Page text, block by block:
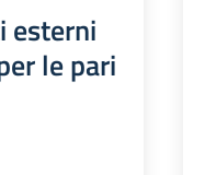
esterni
le pari